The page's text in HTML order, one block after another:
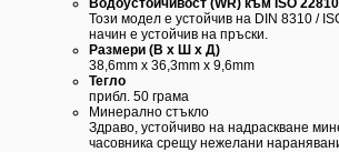
Водоустойчивост (WR) към ISO 22810
Този модел е устойчив на DIN 8310 /
начин е устойчив на пръски.
Размери (В х Ш х Д)
38,6mm х 36,3mm х 9,6mm
Тегло
прибл. 50 грама
Минерално стъкло
Здраво, устойчиво на надраскване
часовника срещу нежелани